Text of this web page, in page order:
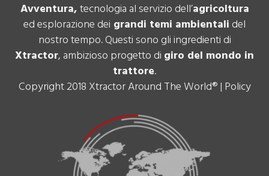
Avventura,tecnologia al servizio dell’agricoltura
ed esplorazione dei grandi temi ambientalidel
nostro tempo. Questi sono gli ingredienti di
Xtractor, ambizioso progetto di giro del mondo in
trattore.
Copyright 2018 Xtractor Around The World® | Policy